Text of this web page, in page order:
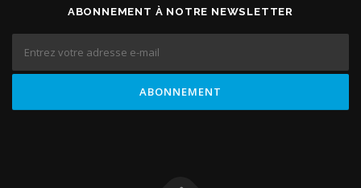
ABONNEMENT À NOTRE NEWSLETTER